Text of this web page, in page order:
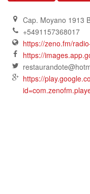
Cap. Moyano 1913
+5491157368017
https://zeno.fm/
https://
https://